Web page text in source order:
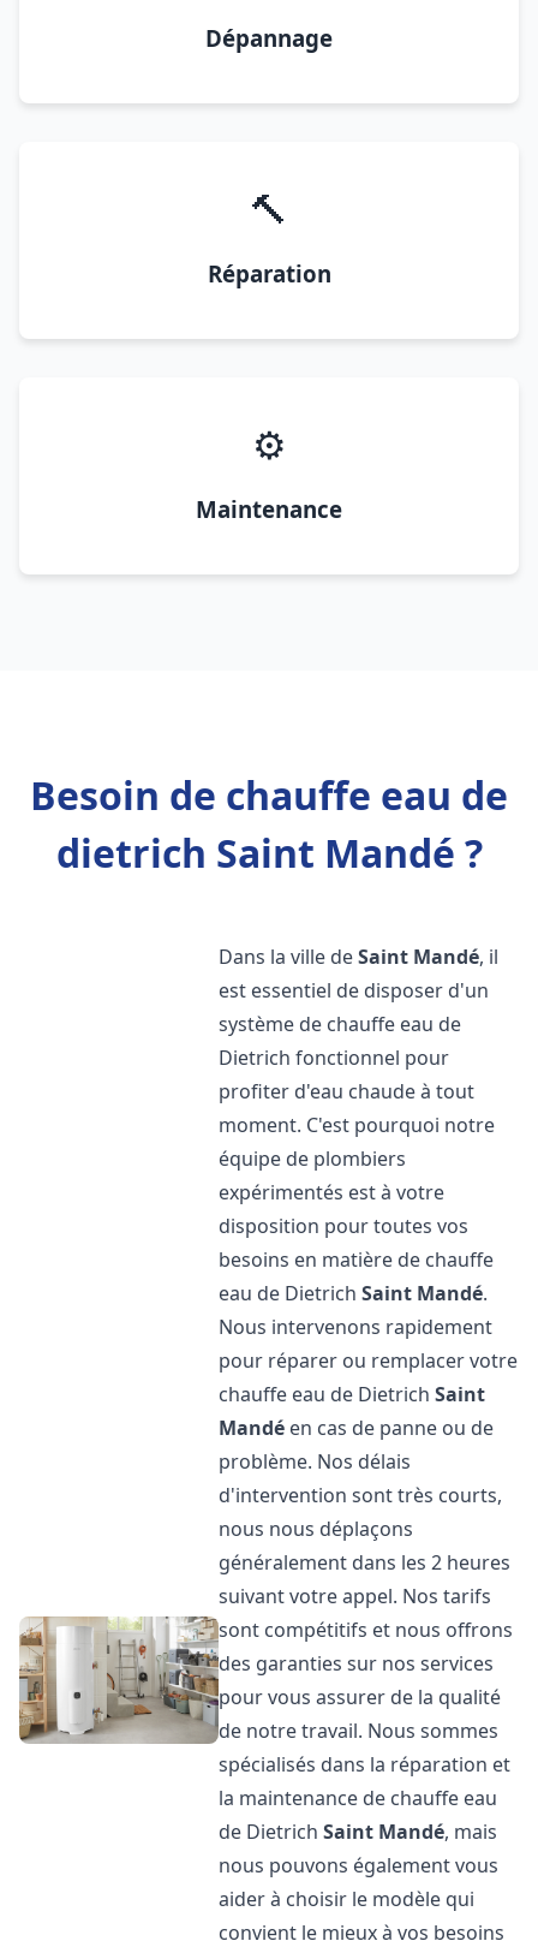
Dépannage
🔨
Réparation
⚙️
Maintenance
Besoin de chauffe eau de
dietrich Saint Mandé ?
Dans la ville deSaint Mandé, il
est essentiel de disposer d'un
système de chauffe eau de
Dietrich fonctionnel pour
profiter d'eau chaude à tout
moment. C'est pourquoi notre
équipe de plombiers
expérimentés est à votre
disposition pour toutes vos
besoins en matière de chauffe
eau de DietrichSaint Mandé.
Nous intervenons rapidement
pour réparer ou remplacer votre
chauffe eau de DietrichSaint
Mandé en cas de panne ou de
problème. Nos délais
d'intervention sont très courts,
nous nous déplaçons
généralement dans les 2 heures
suivant votre appel. Nos tarifs
sont compétitifs et nous offrons
des garanties sur nos services
pour vous assurer de la qualité
de notre travail. Nous sommes
spécialisés dans la réparation et
la maintenance de chauffe eau
de DietrichSaint Mandé, mais
nous pouvons également vous
aider à choisir le modèle qui
convient le mieux à vos besoins